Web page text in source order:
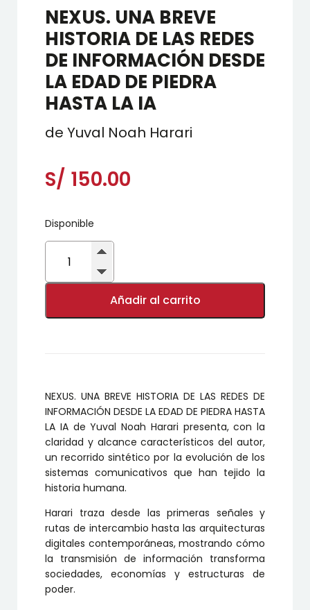
NEXUS. UNA BREVE
HISTORIA DE LAS REDES
DE INFORMACIÓN DESDE
LA EDAD DE PIEDRA
HASTA LA IA
de Yuval Noah Harari
S/ 150.00
Disponible
NEXUS.
BREVE
HISTORIA
REDES
DE
PIEDRA
HASTA
LA
IA
cantidad
Añadir al carrito
NEXUS. UNA BREVE HISTORIA DE LAS REDES DE
INFORMACIÓN DESDE LA EDAD DE PIEDRA HASTA
LA IA de Yuval Noah Harari presenta, con la
claridad y alcance característicos del autor,
un recorrido sintético por la evolución de los
sistemas comunicativos que han tejido la
historia humana.
Harari traza desde las primeras señales y
rutas de intercambio hasta las arquitecturas
digitales contemporáneas, mostrando cómo
la transmisión de información transforma
sociedades, economías y estructuras de
poder.